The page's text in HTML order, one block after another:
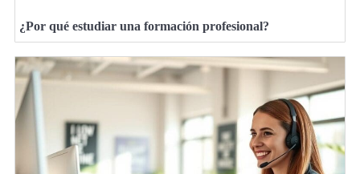
¿Por qué estudiar una formación profesional?